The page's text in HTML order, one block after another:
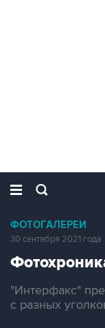
ФОТОГАЛЕРЕИ
30 сентября 2021 года
"Интерфакс"
с разных